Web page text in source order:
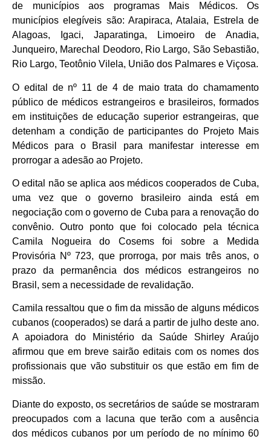
de municípios aos programas Mais Médicos. Os
municípios elegíveis são: Arapiraca, Atalaia, Estrela de
Alagoas, Igaci, Japaratinga, Limoeiro de Anadia,
Junqueiro, Marechal Deodoro, Rio Largo, São Sebastião,
Rio Largo, Teotônio Vilela, União dos Palmares e Viçosa.
O edital de nº 11 de 4 de maio trata do chamamento
público de médicos estrangeiros e brasileiros, formados
em instituições de educação superior estrangeiras, que
detenham a condição de participantes do Projeto Mais
Médicos para o Brasil para manifestar interesse em
prorrogar a adesão ao Projeto.
O edital não se aplica aos médicos cooperados de Cuba,
uma vez que o governo brasileiro ainda está em
negociação com o governo de Cuba para a renovação do
convênio. Outro ponto que foi colocado pela técnica
Camila Nogueira do Cosems foi sobre a Medida
Provisória Nº 723, que prorroga, por mais três anos, o
prazo da permanência dos médicos estrangeiros no
Brasil, sem a necessidade de revalidação.
Camila ressaltou que o fim da missão de alguns médicos
cubanos (cooperados) se dará a partir de julho deste ano.
A apoiadora do Ministério da Saúde Shirley Araújo
afirmou que em breve sairão editais com os nomes dos
profissionais que vão substituir os que estão em fim de
missão.
Diante do exposto, os secretários de saúde se mostraram
preocupados com a lacuna que terão com a ausência
dos médicos cubanos por um período de no mínimo 60